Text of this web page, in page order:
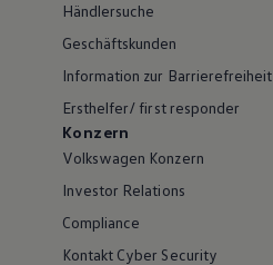
Händlersuche
Geschäftskunden
Information zur Barrierefreiheit
Ersthelfer/ first responder
Konzern
Volkswagen Konzern
Investor Relations
Compliance
Kontakt Cyber Security